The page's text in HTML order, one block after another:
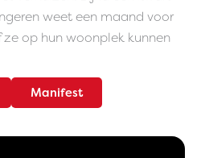
weet een maand voor
op hun woonplek kunnen
Manifest